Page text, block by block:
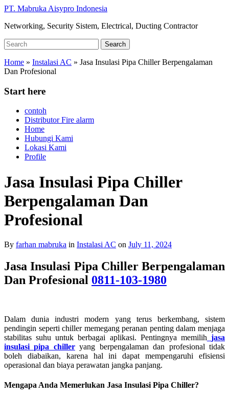
Skip
main
PT. Mabruka Aisypro Indonesia
Networking, Security Sistem, Electrical, Ducting Contractor
Search
for:
Search
Home » Instalasi AC » Jasa Insulasi Pipa Chiller Berpengalaman
Dan Profesional
Start here
contoh
Distributor Fire alarm
Home
Hubungi Kami
Lokasi Kami
Profile
Jasa Insulasi Pipa Chiller
Berpengalaman Dan
Profesional
By farhan mabruka in Instalasi AC on July 11, 2024
Jasa Insulasi Pipa Chiller Berpengalaman
Dan Profesional 0811-103-1980
Dalam dunia industri modern yang terus berkembang, sistem
pendingin seperti chiller memegang peranan penting dalam menjaga
stabilitas suhu untuk berbagai aplikasi. Pentingnya memilih jasa
insulasi pipa chilleryang berpengalaman dan profesional tidak
boleh diabaikan, karena hal ini dapat mempengaruhi efisiensi
operasional dan biaya perawatan jangka panjang.
Mengapa Anda Memerlukan Jasa Insulasi Pipa Chiller?